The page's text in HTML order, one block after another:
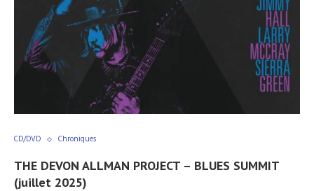
CD/DVD Chroniques
THE DEVON ALLMAN PROJECT – BLUES SUMMIT
(juillet 2025)